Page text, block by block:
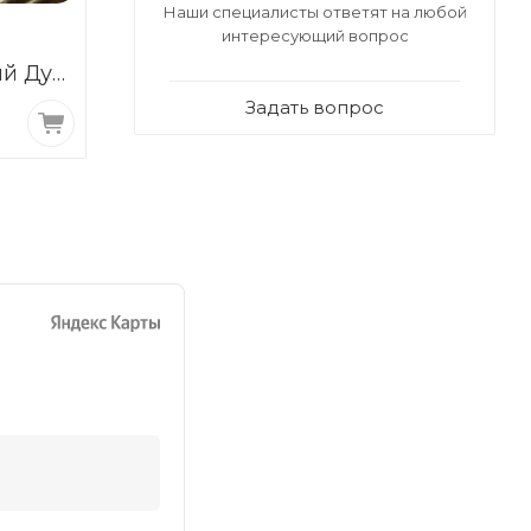
Дуб
Крем 3,2х1700х2745
ДВПО
Лиственница
Наши специалисты ответят на любой
интересующий вопрос
Задать вопрос